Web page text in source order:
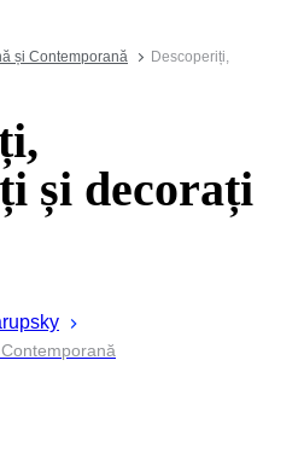
și Contemporană
Descoperiți,
și decorați